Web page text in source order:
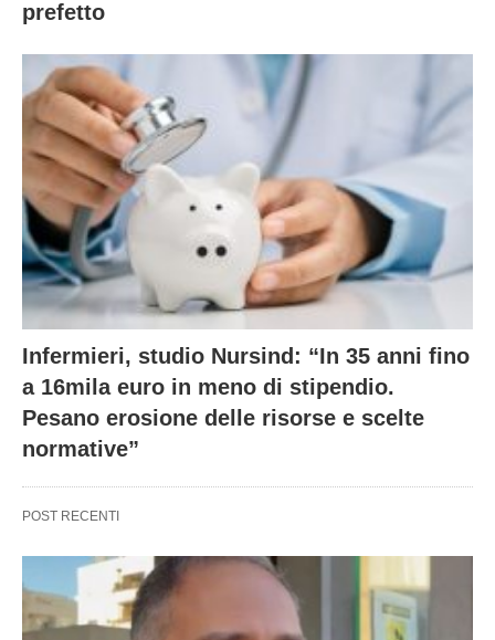
prefetto
Infermieri, studio Nursind: “In 35 anni fino
a 16mila euro in meno di stipendio.
Pesano erosione delle risorse e scelte
normative”
POST RECENTI